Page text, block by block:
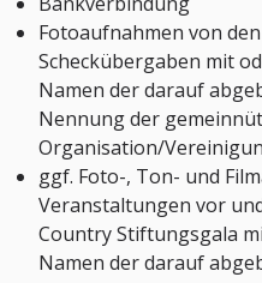
Fotoaufnahmen von
Scheckübergaben mit
Namen der darauf
Nennung der
Organisation/
ggf. Foto-, Ton- und
Veranstaltungen vor
Country Stiftungsgala
Namen der darauf